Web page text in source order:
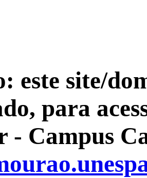
este site/
para
- Campus